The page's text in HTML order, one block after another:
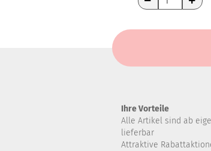
Ihre Vorteile
Alle Artikel sind ab
lieferbar
Attraktive